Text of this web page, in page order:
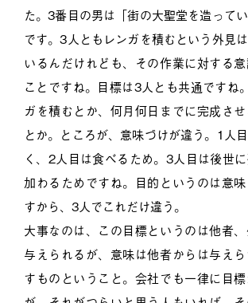
た。3番目の男は「街の大聖堂を造って
です。3人ともレンガを積むという外見
いるんだけれども、その作業に対する
ことですね。目標は3人とも共通ですね
ガを積むとか、何月何日までに完成さ
とか。ところが、意味づけが違う。1人
く、2人目は食べるため。3人目は後世
加わるためですね。目的というのは意
すから、3人でこれだけ違う。
大事なのは、この目標というのは他者
与えられるが、意味は他者からは与え
すものということ。会社でも一律に目